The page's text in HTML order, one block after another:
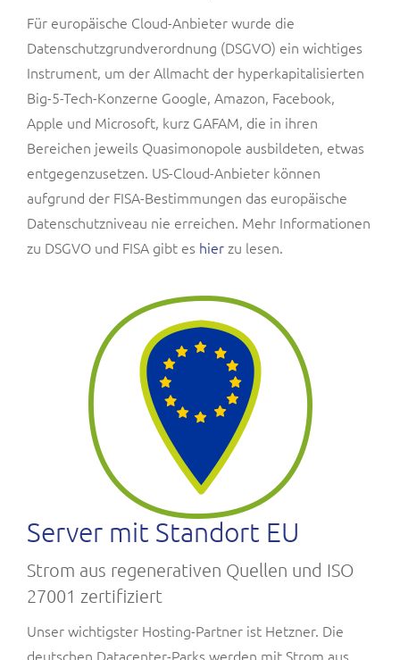
Für europäische Cloud-Anbieter wurde die
Datenschutzgrundverordnung (DSGVO) ein wichtiges
Instrument, um der Allmacht der hyperkapitalisierten
Big-5-Tech-Konzerne Google, Amazon, Facebook,
Apple und Microsoft, kurz GAFAM, die in ihren
Bereichen jeweils Quasimonopole ausbildeten, etwas
entgegenzusetzen. US-Cloud-Anbieter können
aufgrund der FISA-Bestimmungen das europäische
Datenschutzniveau nie erreichen. Mehr Informationen
zu DSGVO und FISA gibt es hierzu lesen.
Server mit Standort EU
Strom aus regenerativen Quellen und ISO
27001 zertifiziert
Unser wichtigster Hosting-Partner ist Hetzner. Die
deutschen Datacenter-Parks werden mit Strom aus